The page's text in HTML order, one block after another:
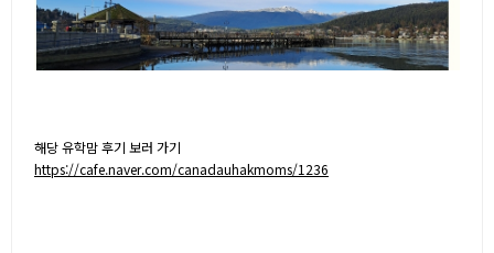
해당 유학맘 후기 보러 가기
https://cafe.naver.com/canadauhakmoms/1236